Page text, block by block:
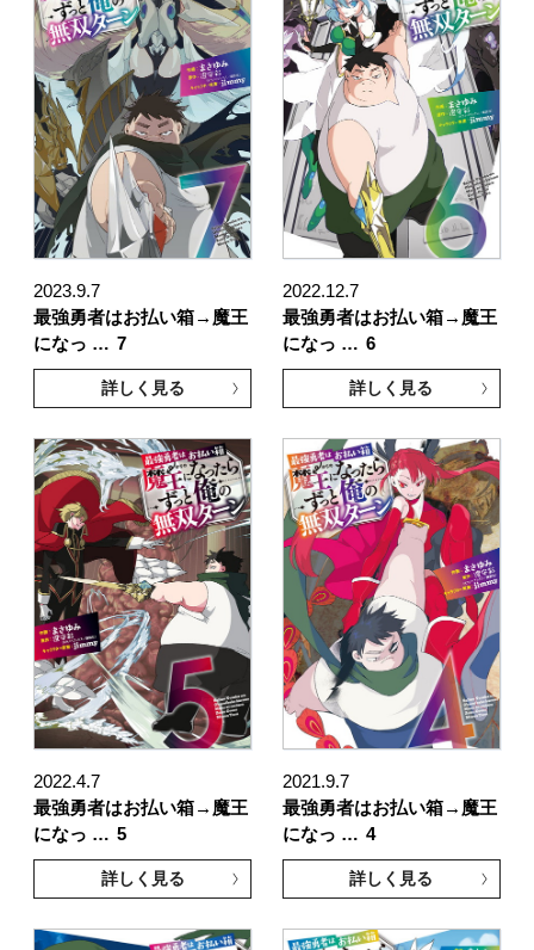
2023.9.7
最強勇者はお払い箱→魔王
になっ … 7
詳しく見る
2022.12.7
最強勇者はお払い箱→魔王
になっ … 6
詳しく見る
2022.4.7
最強勇者はお払い箱→魔王
になっ … 5
詳しく見る
2021.9.7
最強勇者はお払い箱→魔王
になっ … 4
詳しく見る